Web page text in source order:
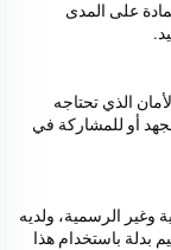
على المدى
الذي تحتاجه
أو للمشاركة في
وغير الرسمية، ولديه
باستخدام هذا